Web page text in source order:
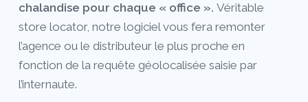
chalandise pour chaque « office ». Véritable
store locator, notre logiciel vous fera remonter
l’agence ou le distributeur le plus proche en
fonction de la requête géolocalisée saisie par
l’internaute.